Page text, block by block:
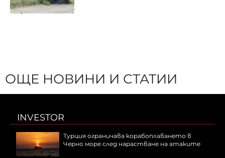
ОЩЕ НОВИНИ И СТАТИИ
INVESTOR
Турция ограничава корабоплаването в
Черно море след нарастване на атаките